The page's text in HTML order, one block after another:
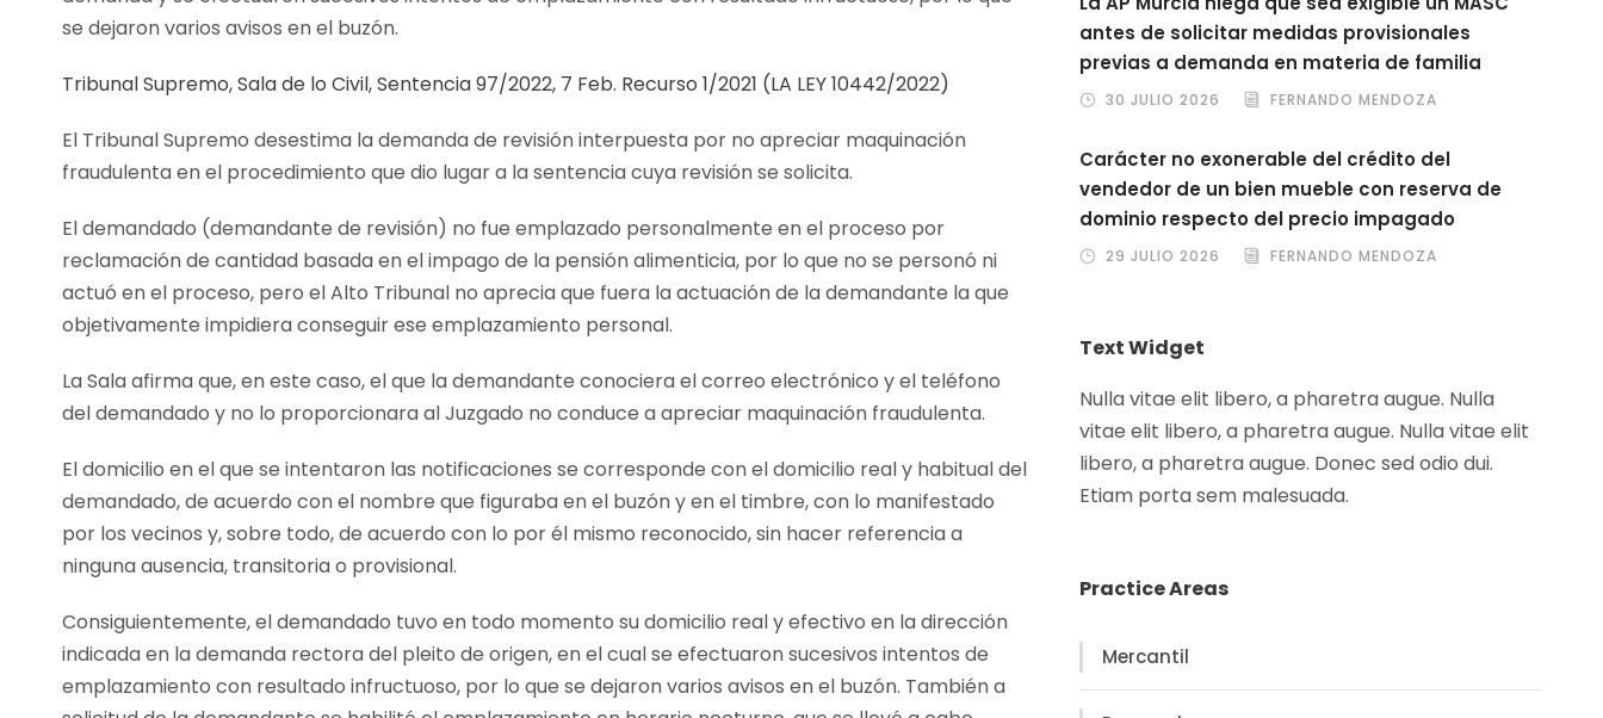
se dejaron varios avisos en el buzón.
Tribunal Supremo, Sala de lo Civil, Sentencia 97/2022, 7 Feb. Recurso 1/2021 (LA LEY 10442/2022)
El Tribunal Supremo desestima la demanda de revisión interpuesta por no apreciar maquinación
fraudulenta en el procedimiento que dio lugar a la sentencia cuya revisión se solicita.
El demandado (demandante de revisión) no fue emplazado personalmente en el proceso por
reclamación de cantidad basada en el impago de la pensión alimenticia, por lo que no se personó ni
actuó en el proceso, pero el Alto Tribunal no aprecia que fuera la actuación de la demandante la que
objetivamente impidiera conseguir ese emplazamiento personal.
La Sala afirma que, en este caso, el que la demandante conociera el correo electrónico y el teléfono
del demandado y no lo proporcionara al Juzgado no conduce a apreciar maquinación fraudulenta.
El domicilio en el que se intentaron las notificaciones se corresponde con el domicilio real y habitual del
demandado, de acuerdo con el nombre que figuraba en el buzón y en el timbre, con lo manifestado
por los vecinos y, sobre todo, de acuerdo con lo por él mismo reconocido, sin hacer referencia a
ninguna ausencia, transitoria o provisional.
Consiguientemente, el demandado tuvo en todo momento su domicilio real y efectivo en la dirección
indicada en la demanda rectora del pleito de origen, en el cual se efectuaron sucesivos intentos de
emplazamiento con resultado infructuoso, por lo que se dejaron varios avisos en el buzón. También a
antes de solicitar medidas provisionales
previas a demanda en materia de familia
30 JULIO 2026 FERNANDO MENDOZA
Carácter no exonerable del crédito del
vendedor de un bien mueble con reserva de
dominio respecto del precio impagado
29 JULIO 2026 FERNANDO MENDOZA
Text Widget
Nulla vitae elit libero, a pharetra augue. Nulla
vitae elit libero, a pharetra augue. Nulla vitae elit
libero, a pharetra augue. Donec sed odio dui.
Etiam porta sem malesuada.
Practice Areas
Mercantil